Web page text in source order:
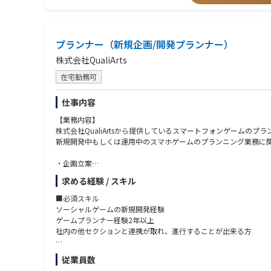
プランナー（新規企画/開発プランナー）
株式会社QualiArts
在宅勤務可
仕事内容
【業務内容】
株式会社QualiArtsから提供しているスマートフォンゲームのプラ
新規開発中もしくは運用中のスマホゲームのプランニング業務に
・企画立案
・仕様策定
・レベルデザイン
・パラメーター
・クリエイティブ発注
【環境】
100名前後の開発チーム
求める経験 / スキル
■必須スキル
ソーシャルゲームの新規開発経験
ゲームプランナー経験2年以上
社内の他セクションと連携が取れ、進行することが出来る方
■歓迎スキル
・大規模チームの運用経験がある
従業員数